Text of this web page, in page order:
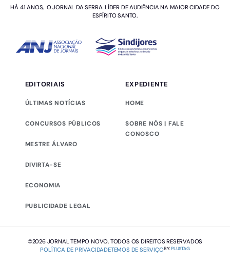
Este site utiliza cookies para melhorar sua experiência de
OK
HÁ 41 ANOS, O JORNAL DA SERRA. LÍDER DE AUDIÊNCIA NA MAIOR CIDADE DO
ESPÍRITO SANTO.
EDITORIAIS
ÚLTIMAS NOTÍCIAS
CONCURSOS PÚBLICOS
MESTRE ÁLVARO
DIVIRTA-SE
ECONOMIA
PUBLICIDADE LEGAL
EXPEDIENTE
HOME
SOBRE NÓS | FALE
CONOSCO
©2026 JORNAL TEMPO NOVO. TODOS OS DIREITOS RESERVADOS
POLÍTICA DE PRIVACIDADETEMOS DE SERVIÇOBY:PLUSTAG